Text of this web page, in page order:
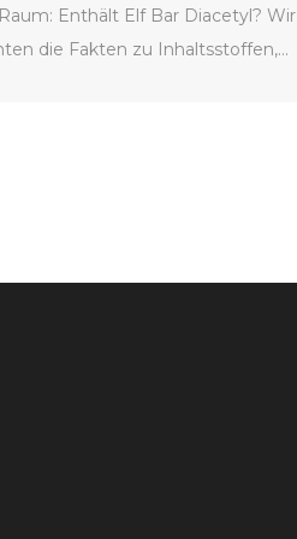
Enthält Elf Bar Diacetyl? Wir
die Fakten zu Inhaltsstoffen,